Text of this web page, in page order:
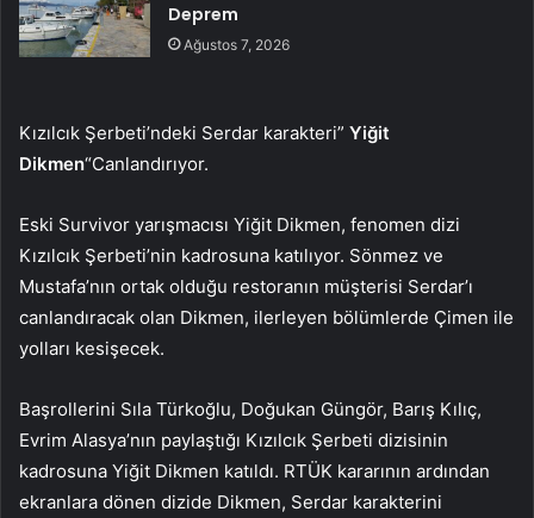
Deprem
Ağustos 7, 2026
Kızılcık Şerbeti’ndeki Serdar karakteri” Yiğit
Dikmen“Canlandırıyor.
Eski Survivor yarışmacısı Yiğit Dikmen, fenomen dizi
Kızılcık Şerbeti’nin kadrosuna katılıyor. Sönmez ve
Mustafa’nın ortak olduğu restoranın müşterisi Serdar’ı
canlandıracak olan Dikmen, ilerleyen bölümlerde Çimen ile
yolları kesişecek.
Başrollerini Sıla Türkoğlu, Doğukan Güngör, Barış Kılıç,
Evrim Alasya’nın paylaştığı Kızılcık Şerbeti dizisinin
kadrosuna Yiğit Dikmen katıldı. RTÜK kararının ardından
ekranlara dönen dizide Dikmen, Serdar karakterini